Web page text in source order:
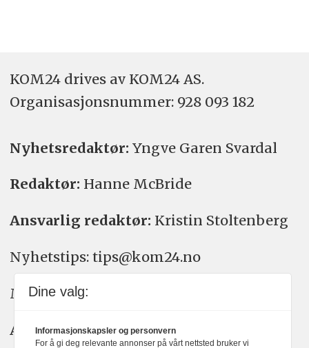
KOM24 drives av KOM24 AS.
Organisasjons­nummer: 928 093 182
Nyhetsredaktør: Yngve Garen Svardal
Redaktør: Hanne McBride
Ansvarlig redaktør: Kristin Stoltenberg
Nyhetstips: tips@kom24.no
Meninger: meninger@kom24.no
Annonse: annonse@watchmedia.no
Dine valg:
Informasjonskapsler og personvern
For å gi deg relevante annonser på vårt nettsted bruker vi